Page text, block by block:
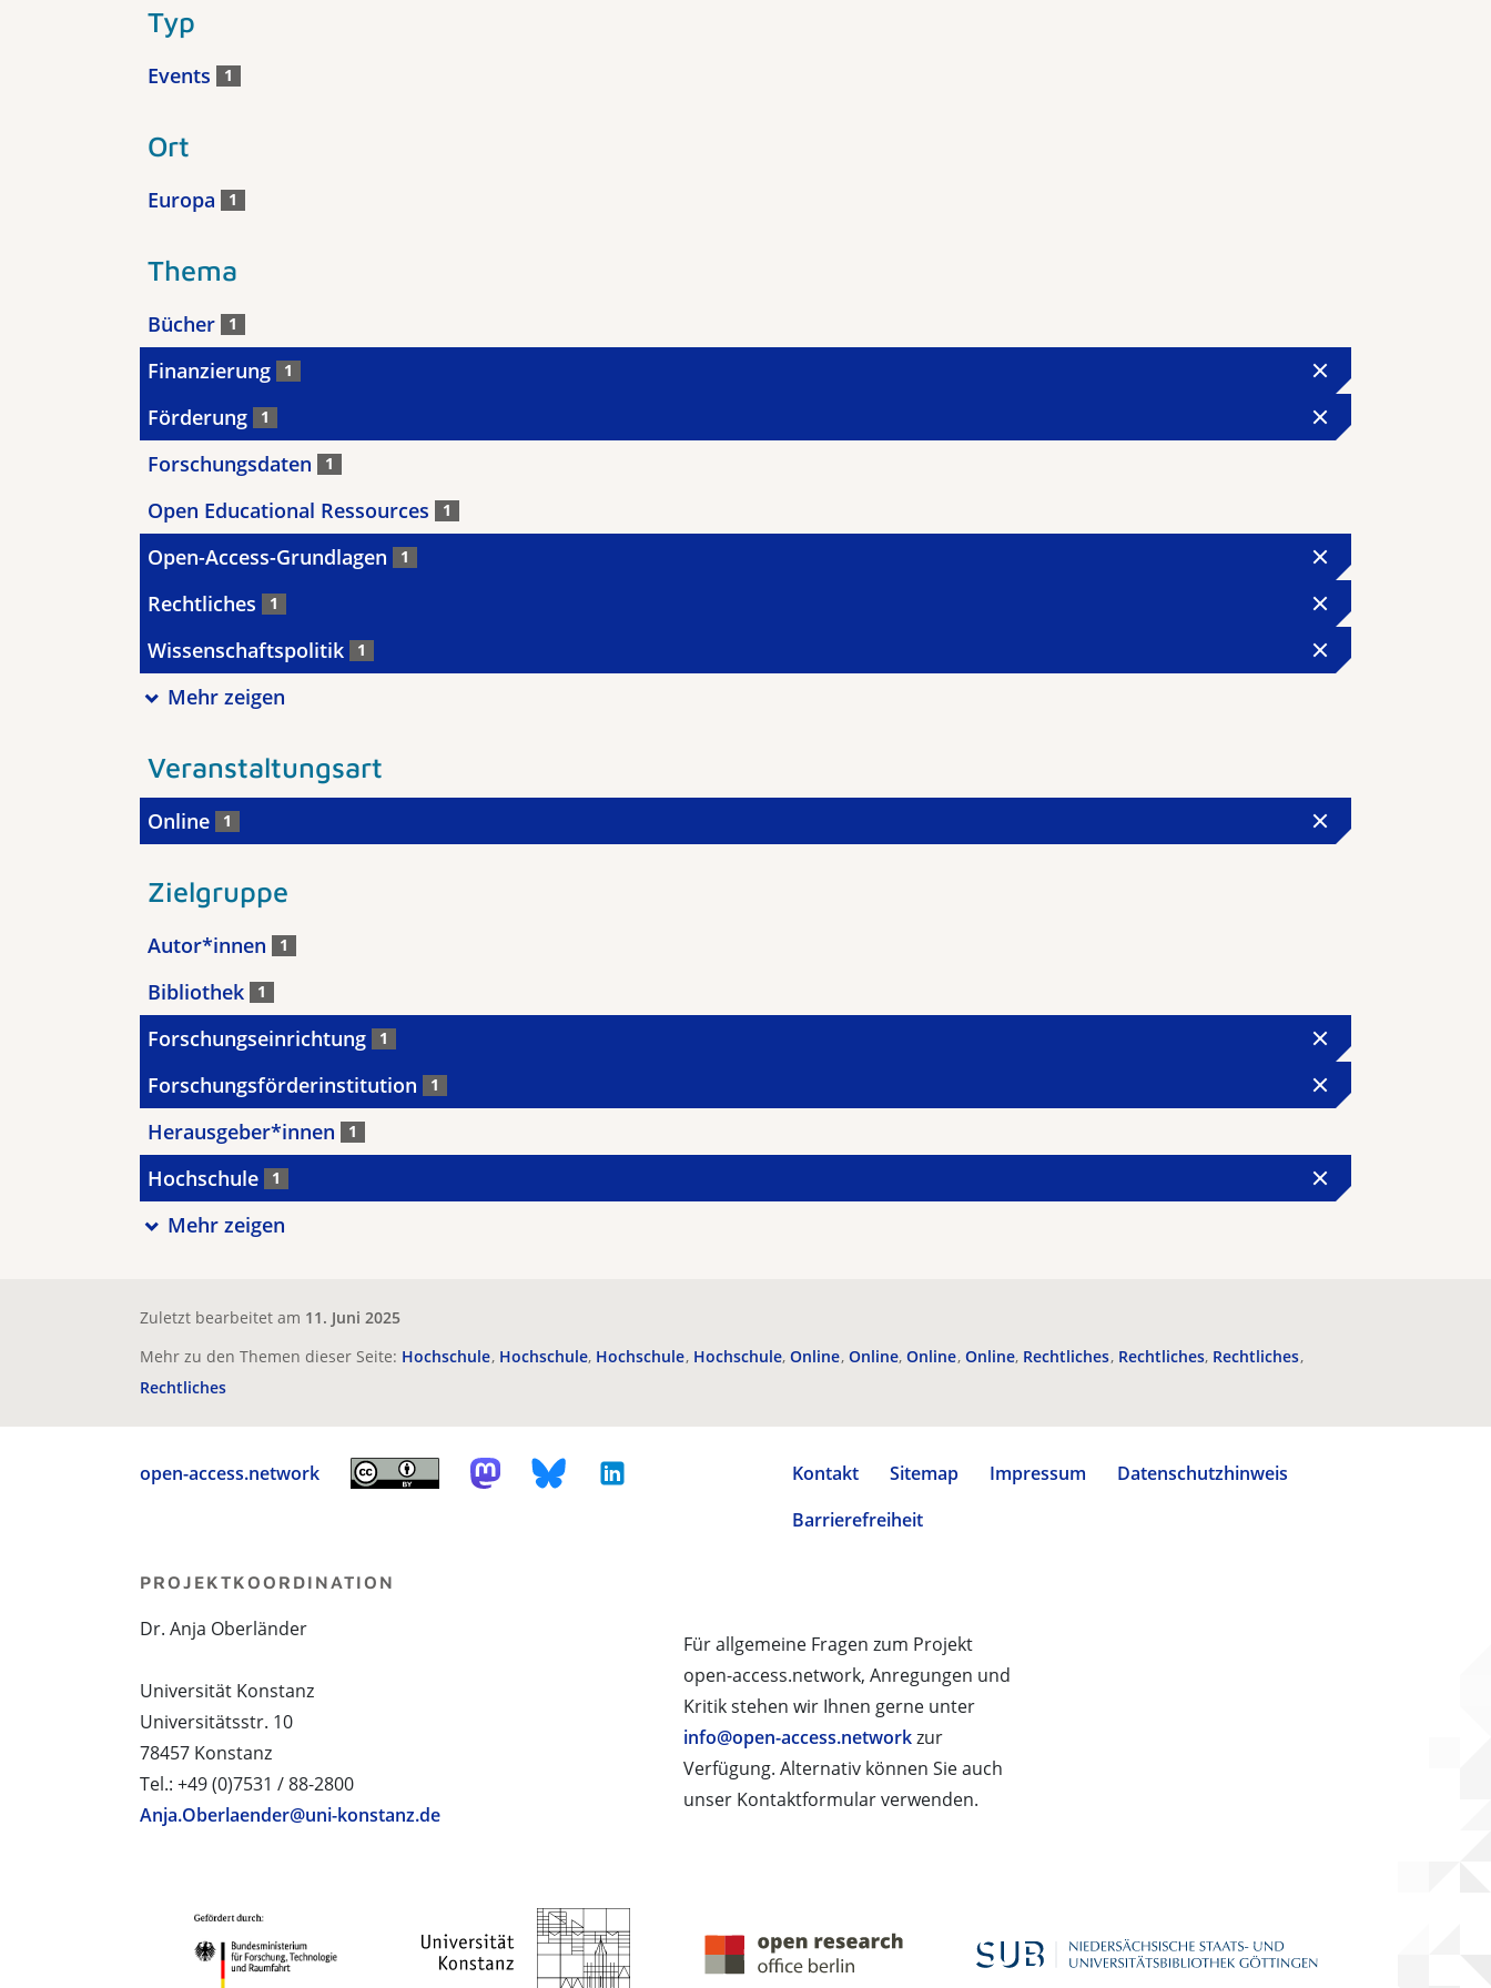
Typ
Events 1
Ort
Europa 1
Thema
Bücher 1
Finanzierung 1
Förderung 1
Forschungsdaten 1
Open Educational Ressources 1
Open-Access-Grundlagen 1
Rechtliches 1
Wissenschaftspolitik 1
Mehr zeigen
Veranstaltungsart
Online 1
Zielgruppe
Autor*innen 1
Bibliothek 1
Forschungseinrichtung 1
Forschungsförderinstitution 1
Herausgeber*innen 1
Hochschule 1
Mehr zeigen
Zuletzt bearbeitet am 11. Juni 2025
Mehr zu den Themen dieser Seite: Hochschule Hochschule Hochschule Hochschule Online Online Online Online Rechtliches Rechtliches Rechtliches
Rechtliches
open-access.network Kontakt Sitemap Impressum
Datenschutzhinweis
Barrierefreiheit
Für allgemeine Fragen zum Projekt
open-access.network, Anregungen und
Kritik stehen wir Ihnen gerne unter
info@open-access.networkzur
Verfügung. Alternativ können Sie auch
unser Kontaktformular verwenden.
PROJEKTKOORDINATION
Dr. Anja Oberländer
Universität Konstanz
Universitätsstr. 10
78457 Konstanz
Tel.: +49 (0)7531 / 88-2800
Anja.Oberlaender@uni-konstanz.de